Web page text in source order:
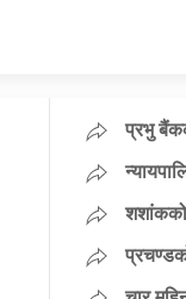
प्रभु